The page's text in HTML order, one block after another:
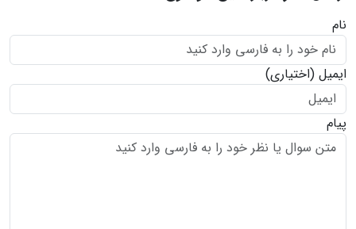
نام
ایمیل (اختیاری)
پیام